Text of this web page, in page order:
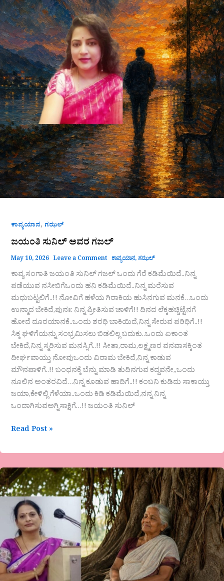
ಕಾವ್ಯಯಾನ, ಗಝಲ್
ಜಯಂತಿ ಸುನಿಲ್ ಅವರ ಗಜಲ್
May 10, 2026 Leave a Comment ಕಾವ್ಯಯಾನ, ಗಝಲ್
ಕಾವ್ಯ ಸಂಗಾತಿ ಜಯಂತಿ ಸುನಿಲ್ ಗಜಲ್ ಒಂದು ಗೆರೆ ಕಡಿಮೆಯಿದೆ..ನಿನ್ನ
ಪಡೆಯುವ ನಸೀಬಿಗೆಒಂದು ಹನಿ ಕಡಿಮೆಯಿದೆ..ನಿನ್ನ ಮರೆಸುವ
ಮಧುಬಟ್ಟಲಿಗೆ..!! ನೋವಿಗೆ ಹಳೆಯ ಗಿರಾಕಿಯ ಹುಸಿನಗುವ ಮನಕೆ…ಒಂದು
ಉನ್ಮಾದ ಬೇಕಿದೆ,ಪುನಃ: ನಿನ್ನ ಪ್ರೀತಿಸುವ ಚಾಳಿಗೆ!! ದಿನದ ಲೆಕ್ಕಹಚ್ಚಿಟ್ಟೆನಗೆ
ಹೋದೆ ದೂರಯಾನಕೆ..ಒಂದು ಶರಧಿ ಬಾಕಿಯಿದೆ,ನಿನ್ನ ಸೇರುವ ಪರಿಧಿಗೆ..!!
ಸಿಕ್ಕ ಘಳಿಗೆಯನ್ನು ಸಂಭ್ರಮಿಸಲು ಬಿಡಲಿಲ್ಲ ಬದುಕು..ಒಂದು ಏಕಾಂತ
ಬೇಕಿದೆ,ನಿನ್ನ ಸ್ಮರಿಸುವ ಮನಸ್ಸಿಗೆ..!! ಸೀತಾ,ರಾಮ,ಲಕ್ಷ್ಮಣರ ವನವಾಸಕ್ಕಿಂತ
ದೀರ್ಘವಾಯ್ತು ನೋವುಒಂದು ವಿರಾಮ ಬೇಕಿದೆ,ನಿನ್ನ ಕಾಡುವ
ಮೌನಪಾಳಿಗೆ..!! ಬಂಧನಕ್ಕೆ ಬೆನ್ನು ಮಾಡಿ ತುದಿನಗುವ ಕದ್ದವನೇ,,ಒಂದು
ನೂಲಿನ ಅಂತರವಿದೆ…ನಿನ್ನ ಕೂಡುವ ಹಾದಿಗೆ..!! ಕಂಬನಿ ಕುಡಿದು ಸಾಕಾಯ್ತು
ಜಯಾ,ಕೇಳಿಲ್ಲಿ ಗೆಳೆಯಾ..ಒಂದು ಕಿಡಿ ಕಡಿಮೆಯಿದೆ,ನನ್ನ ನಿನ್ನ
ಒಂದಾಗಿಸುವಅಗ್ನಿಸಾಕ್ಷಿಗೆ…!! ಜಯಂತಿ ಸುನಿಲ್
Read Post »
ಡಾ.ದಾನಮ್ಮ
ಝಳಕಿ
ಅವರ
ಕವಿತೆ
“ಅವ್ವ
ಆಲದ
ನೆರಳು”